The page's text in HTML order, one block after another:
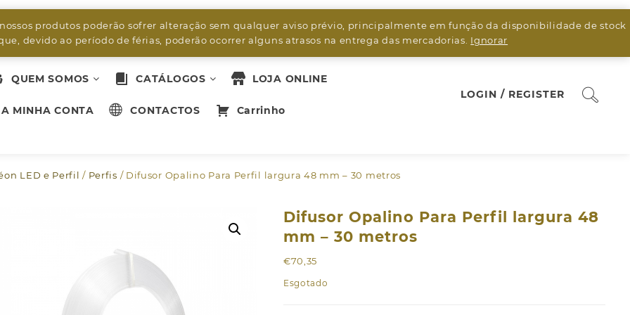
produtos poderão sofrer alteração sem qualquer aviso prévio, principalmente em função da disponibilidade de stock
devido ao período de férias, poderão ocorrer alguns atrasos na entrega das mercadorias. Ignorar
QUEM SOMOS CATÁLOGOS LOJA ONLINE
A MINHA CONTA CONTACTOS Carrinho
LOGIN / REGISTER
LED e Perfil / Perfis / Difusor Opalino Para Perfil largura 48 mm – 30 metros
Difusor Opalino Para Perfil largura 48
mm – 30 metros
€70,35
Esgotado